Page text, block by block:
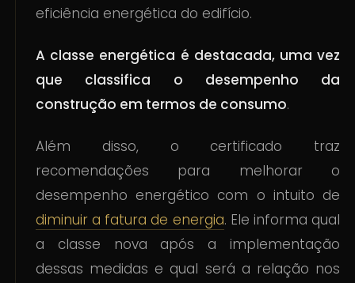
eficiência energética do edifício.
A classe energética é destacada, uma vez
que classifica o desempenho da
construção em termos de consumo.
Além disso, o certificado traz
recomendações para melhorar o
desempenho energético com o intuito de
diminuir a fatura de energia. Ele informa qual
a classe nova após a implementação
dessas medidas e qual será a relação nos